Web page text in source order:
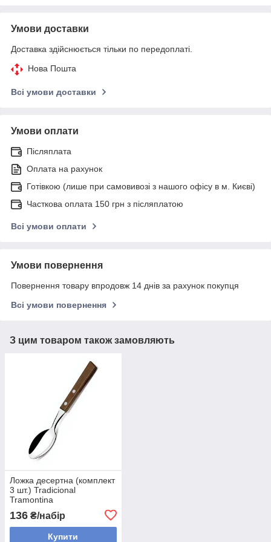
Умови доставки
Доставка здійснюється тільки по передоплаті.
Нова Пошта
Всі умови доставки
Умови оплати
Післяплата
Оплата на рахунок
Готівкою (лише при самовивозі з нашого офісу в м. Києві)
Часткова оплата 150 грн з післяплатою
Всі умови оплати
Умови повернення
Повернення товару впродовж 14 днів за рахунок покупця
Всі умови повернення
З цим товаром також замовляють
Ложка десертна (комплект
3 шт.) Tradicional
Tramontina
136 ₴/набір
Купити